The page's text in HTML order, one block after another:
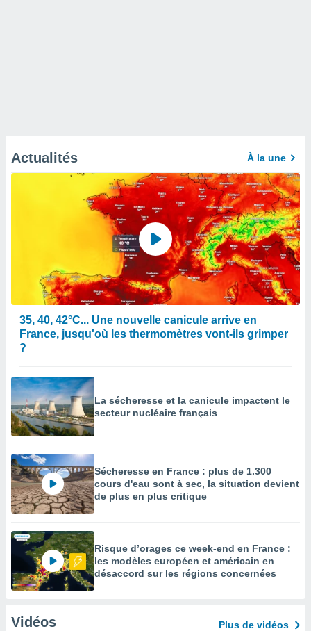
Actualités À la une
35, 40, 42°C... Une nouvelle canicule arrive en
France, jusqu'où les thermomètres vont-ils grimper
?
La sécheresse et la canicule impactent le
secteur nucléaire français
Sécheresse en France : plus de 1.300
cours d'eau sont à sec, la situation devient
de plus en plus critique
Risque d’orages ce week-end en France :
les modèles européen et américain en
désaccord sur les régions concernées
Vidéos Plus de vidéos